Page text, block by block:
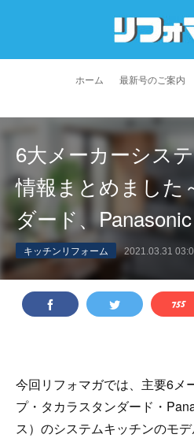
ホーム 最新号のご案内
プライバシーポリシー 利
6大メーカーシス
情報まとめました
ダード、Panasonic
キッチンリフォーム 2021.03.31
今回リフォマガでは、主要6メ
プ・タカラスタンダード・
ス）のシステムキッチンのモ